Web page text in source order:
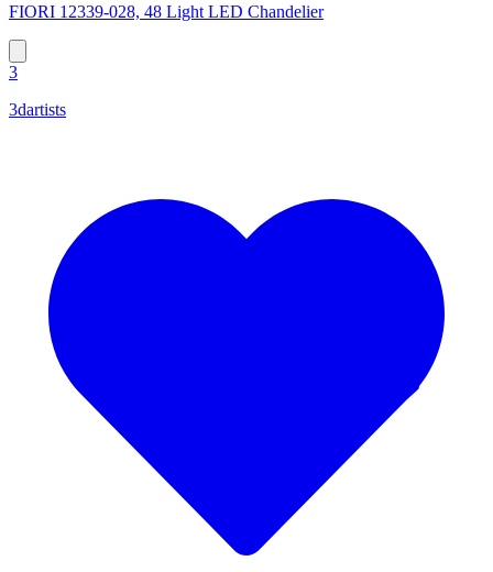
FIORI 12339-028, 48 Light LED Chandelier
3
3dartists